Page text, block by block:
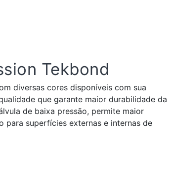
Tekbond
diversas cores disponíveis com sua
que garante maior durabilidade da
de baixa pressão, permite maior
para superfícies externas e internas de